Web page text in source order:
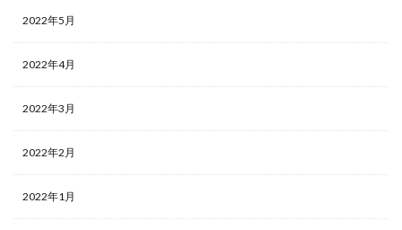
2022年5月
2022年4月
2022年3月
2022年2月
2022年1月